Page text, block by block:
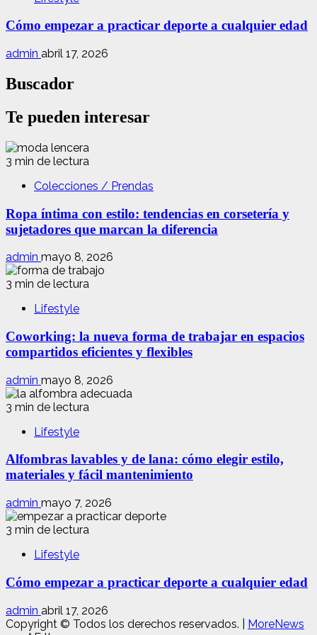
Cómo empezar a practicar deporte a cualquier edad
admin abril 17, 2026
Buscador
Te pueden interesar
3 min de lectura
Colecciones / Prendas
Ropa íntima con estilo: tendencias en corsetería y
sujetadores que marcan la diferencia
admin mayo 8, 2026
3 min de lectura
Lifestyle
Coworking: la nueva forma de trabajar en espacios
compartidos eficientes y flexibles
admin mayo 8, 2026
3 min de lectura
Lifestyle
Alfombras lavables y de lana: cómo elegir estilo,
materiales y fácil mantenimiento
admin mayo 7, 2026
3 min de lectura
Lifestyle
Cómo empezar a practicar deporte a cualquier edad
admin abril 17, 2026
Copyright © Todos los derechos reservados.
MoreNews